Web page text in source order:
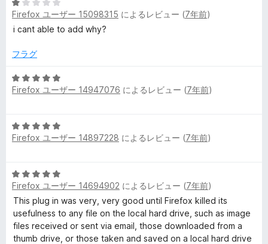
価
5
段
階
1
評
価
Firefox ユーザー 15098315 によるレビュー (7年前)
i cant able to add why?
フラグ
5
段
5
の
Firefox ユーザー 14947076 によるレビュー (7年前)
5
段
5
の
評
価
Firefox ユーザー 14897228 によるレビュー (7年前)
5
段
階
中
5
の
Firefox ユーザー 14694902 によるレビュー (7年前)
This plug in was very, very good until Firefox killed its
usefulness to any file on the local hard drive, such as image
files received or sent via email, those downloaded from a
thumb drive, or those taken and saved on a local hard drive